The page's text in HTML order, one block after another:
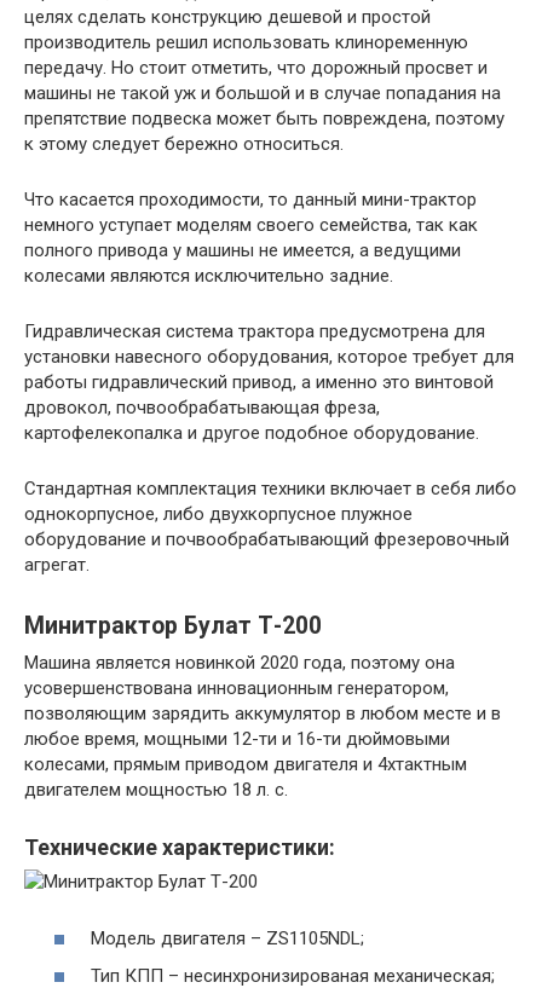
целях сделать конструкцию дешевой и простой
производитель решил использовать клиноременную
передачу. Но стоит отметить, что дорожный просвет и
машины не такой уж и большой и в случае попадания на
препятствие подвеска может быть повреждена, поэтому
к этому следует бережно относиться.
Что касается проходимости, то данный мини-трактор
немного уступает моделям своего семейства, так как
полного привода у машины не имеется, а ведущими
колесами являются исключительно задние.
Гидравлическая система трактора предусмотрена для
установки навесного оборудования, которое требует для
работы гидравлический привод, а именно это винтовой
дровокол, почвообрабатывающая фреза,
картофелекопалка и другое подобное оборудование.
Стандартная комплектация техники включает в себя либо
однокорпусное, либо двухкорпусное плужное
оборудование и почвообрабатывающий фрезеровочный
агрегат.
Минитрактор Булат Т-200
Машина является новинкой 2020 года, поэтому она
усовершенствована инновационным генератором,
позволяющим зарядить аккумулятор в любом месте и в
любое время, мощными 12-ти и 16-ти дюймовыми
колесами, прямым приводом двигателя и 4хтактным
двигателем мощностью 18 л. с.
Технические характеристики:
Модель двигателя – ZS1105NDL;
Тип КПП – несинхронизированая механическая;